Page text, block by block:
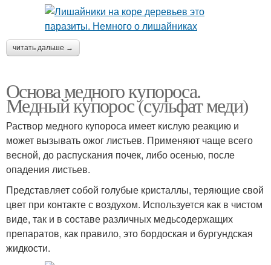
читать дальше →
Основа медного купороса.
Медный купорос (сульфат меди)
Раствор медного купороса имеет кислую реакцию и
может вызывать ожог листьев. Применяют чаще всего
весной, до распускания почек, либо осенью, после
опадения листьев.
Представляет собой голубые кристаллы, теряющие свой
цвет при контакте с воздухом. Используется как в чистом
виде, так и в составе различных медьсодержащих
препаратов, как правило, это бордоская и бургундская
жидкости.